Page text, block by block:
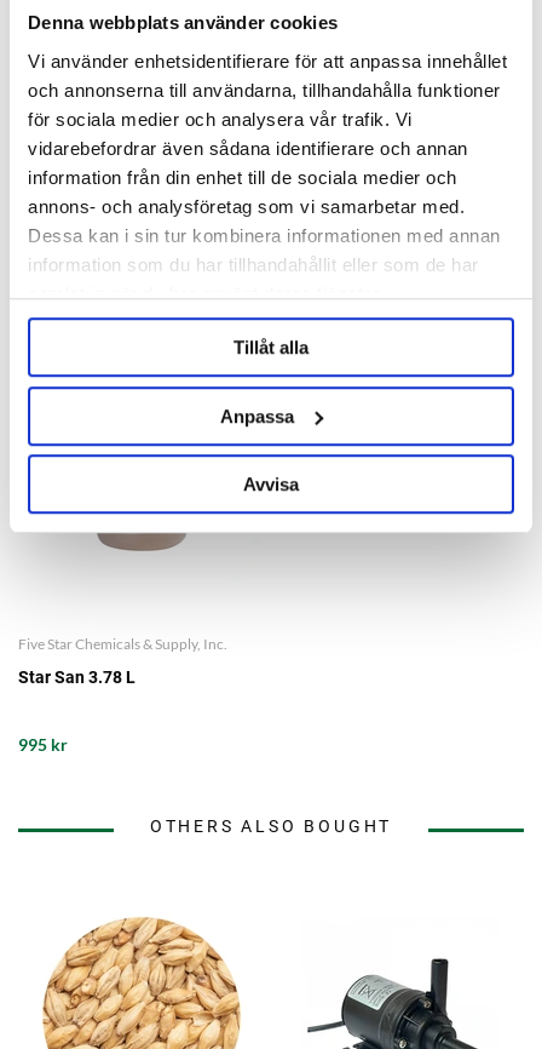
Denna webbplats använder cookies
Vi använder enhetsidentifierare för att anpassa innehållet
och annonserna till användarna, tillhandahålla funktioner
för sociala medier och analysera vår trafik. Vi
vidarebefordrar även sådana identifierare och annan
information från din enhet till de sociala medier och
annons- och analysföretag som vi samarbetar med.
Dessa kan i sin tur kombinera informationen med annan
information som du har tillhandahållit eller som de har
samlat in när du har använt deras tjänster.
Tillåt alla
Anpassa
Avvisa
Chemipro SAN 1000 ml
379 kr
Five Star Chemicals & Supply, Inc.
Star San 946 ml
379 kr
Five Star Chemicals & Supply, Inc.
Star San 3.78 L
995 kr
OTHERS ALSO BOUGHT